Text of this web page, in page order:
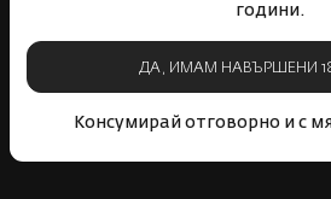
години.
ДА, ИМАМ НАВЪРШЕНИ
Консумирай отговорно и с
цялата страна